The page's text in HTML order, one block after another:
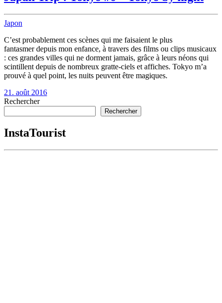
Japon
C’est probablement ces scènes qui me faisaient le plus
fantasmer depuis mon enfance, à travers des films ou clips musicaux
: ces grandes villes qui ne dorment jamais, grâce à leurs néons qui
scintillent depuis de nombreux gratte-ciels et affiches. Tokyo m’a
prouvé à quel point, les nuits peuvent être magiques.
21. août 2016
Rechercher
Rechercher
InstaTourist